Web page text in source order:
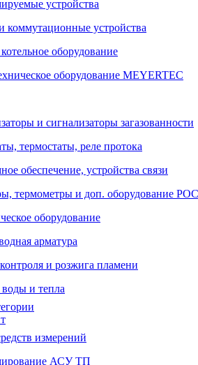
устройства
коммутационные устройства
оборудование
оборудование MEYERTEC
и сигнализаторы загазованности
термостаты, реле протока
обеспечение, устройства связи
термометры и доп. оборудование
оборудование
арматура
и розжига пламени
и тепла
измерений
АСУ ТП